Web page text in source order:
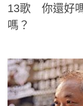
13歌 你還好
嗎？